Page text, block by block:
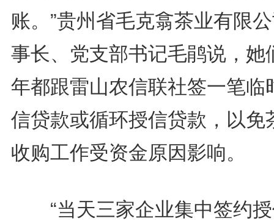
账。”贵州省毛克翕茶业有限
事长、党支部书记毛鹃说，她
年都跟雷山农信联社签一笔临
信贷款或循环授信贷款，以免
收购工作受资金原因影响。
“当天三家企业集中签约授